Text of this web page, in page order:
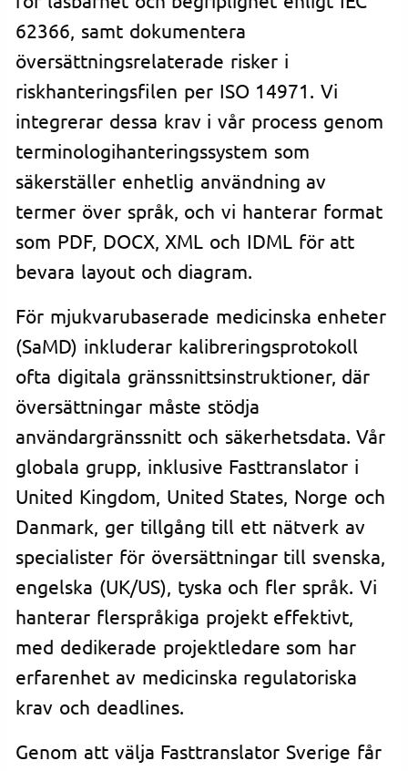
62366, samt dokumentera
översättningsrelaterade risker i
riskhanteringsfilen per ISO 14971. Vi
integrerar dessa krav i vår process genom
terminologihanteringssystem som
säkerställer enhetlig användning av
termer över språk, och vi hanterar format
som PDF, DOCX, XML och IDML för att
bevara layout och diagram.
För mjukvarubaserade medicinska enheter
(SaMD) inkluderar kalibreringsprotokoll
ofta digitala gränssnittsinstruktioner, där
översättningar måste stödja
användargränssnitt och säkerhetsdata. Vår
globala grupp, inklusive Fasttranslator i
United Kingdom, United States, Norge och
Danmark, ger tillgång till ett nätverk av
specialister för översättningar till svenska,
engelska (UK/US), tyska och fler språk. Vi
hanterar flerspråkiga projekt effektivt,
med dedikerade projektledare som har
erfarenhet av medicinska regulatoriska
krav och deadlines.
Genom att välja Fasttranslator Sverige får